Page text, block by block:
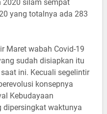
2020 silam sempat
yang totalnya ada 283
Maret wabah Covid-19
sudah disiapkan itu
ini. Kecuali segelintir
konsepnya
Kebudayaan
dipersingkat waktunya